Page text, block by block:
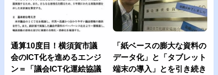
通算10度目！横須賀市議
会のICT化を進めるエンジ
ン＝「議会ICT化運絵協議
「紙ベースの膨大な資料の
データ化」と「タブレット
端末の導入」とを引き続き